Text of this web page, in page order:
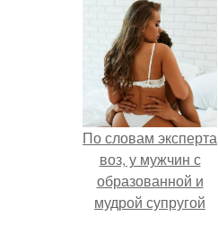
По словам эксперта
воз, у мужчин с
образованной и
мудрой супругой